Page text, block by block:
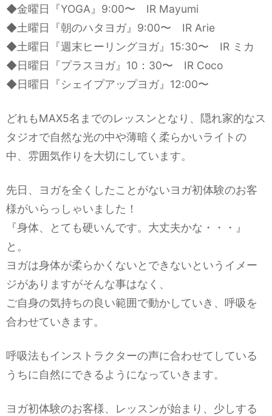
◆金曜日『YOGA』9:00〜 IR Mayumi
◆土曜日『朝のハタヨガ』9:00〜 IR Arie
◆土曜日『週末ヒーリングヨガ』15:30〜 IR ミカ
◆日曜日『プラスヨガ』10：30〜 IR Coco
◆日曜日『シェイプアップヨガ』12:00〜
どれもMAX5名までのレッスンとなり、隠れ家的なス
タジオで自然な光の中や薄暗く柔らかいライトの
中、雰囲気作りを大切にしています。
先日、ヨガを全くしたことがないヨガ初体験のお客
様がいらっしゃいました！
『身体、とても硬いんです。大丈夫かな・・・』
と。
ヨガは身体が柔らかくないとできないというイメー
ジがありますがそんな事はなく、
ご自身の気持ちの良い範囲で動かしていき、呼吸を
合わせていきます。
呼吸法もインストラクターの声に合わせてしている
うちに自然にできるようになっていきます。
ヨガ初体験のお客様、レッスンが始まり、少しする